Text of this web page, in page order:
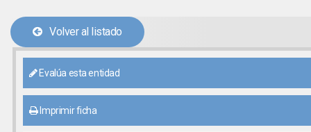
Volver al listado
Evalúa esta entidad
Imprimir ficha